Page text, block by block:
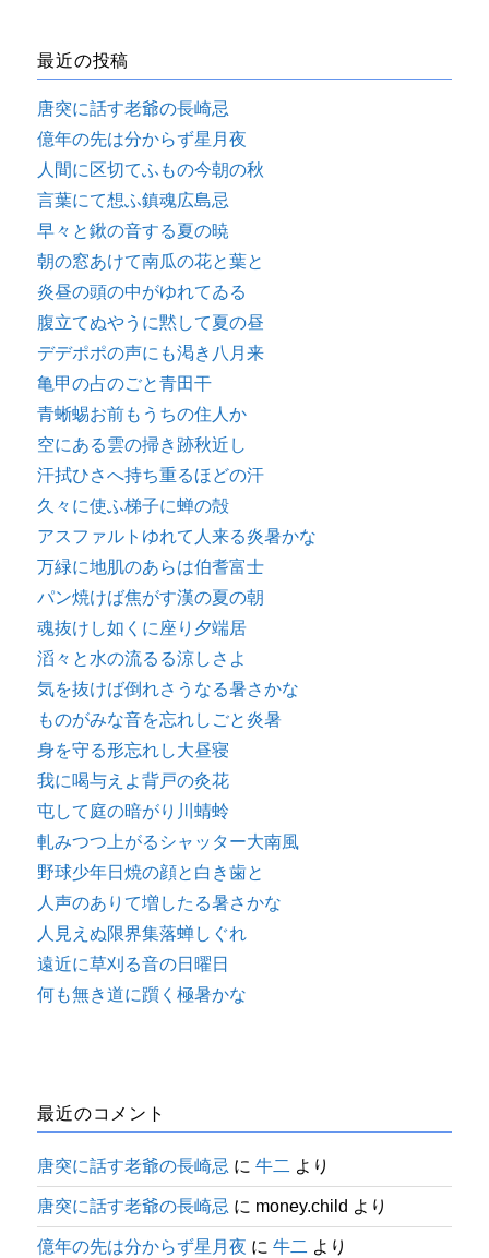
最近の投稿
唐突に話す老爺の長崎忌
億年の先は分からず星月夜
人間に区切てふもの今朝の秋
言葉にて想ふ鎮魂広島忌
早々と鍬の音する夏の暁
朝の窓あけて南瓜の花と葉と
炎昼の頭の中がゆれてゐる
腹立てぬやうに黙して夏の昼
デデポポの声にも渇き八月来
亀甲の占のごと青田干
青蜥蜴お前もうちの住人か
空にある雲の掃き跡秋近し
汗拭ひさへ持ち重るほどの汗
久々に使ふ梯子に蝉の殻
アスファルトゆれて人来る炎暑かな
万緑に地肌のあらは伯耆富士
パン焼けば焦がす漢の夏の朝
魂抜けし如くに座り夕端居
滔々と水の流るる涼しさよ
気を抜けば倒れさうなる暑さかな
ものがみな音を忘れしごと炎暑
身を守る形忘れし大昼寝
我に喝与えよ背戸の灸花
屯して庭の暗がり川蜻蛉
軋みつつ上がるシャッター大南風
野球少年日焼の顔と白き歯と
人声のありて増したる暑さかな
人見えぬ限界集落蝉しぐれ
遠近に草刈る音の日曜日
何も無き道に躓く極暑かな
最近のコメント
唐突に話す老爺の長崎忌 に牛二 より
唐突に話す老爺の長崎忌 に money.child より
億年の先は分からず星月夜 に牛二 より